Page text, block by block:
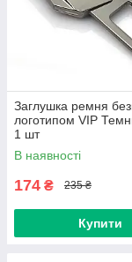
Заглушка ремня
логотипом VIP
1 шт
В наявності
174 ₴ 235 ₴
Купити